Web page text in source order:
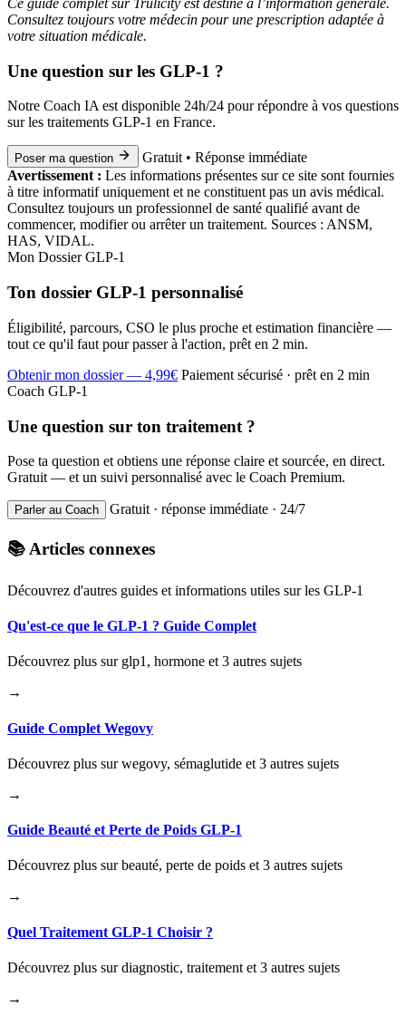
Ce guide complet sur Trulicity est destiné à l’information générale.
Consultez toujours votre médecin pour une prescription adaptée à
votre situation médicale.
Une question sur les GLP-1 ?
Notre Coach IA est disponible 24h/24 pour répondre à vos questions
sur les traitements GLP-1 en France.
Poser ma question
Gratuit • Réponse immédiate
Avertissement : Les informations présentes sur ce site sont fournies
à titre informatif uniquement et ne constituent pas un avis médical.
Consultez toujours un professionnel de santé qualifié avant de
commencer, modifier ou arrêter un traitement. Sources : ANSM,
HAS, VIDAL.
Mon Dossier GLP-1
Ton dossier GLP-1 personnalisé
Éligibilité, parcours, CSO le plus proche et estimation financière —
tout ce qu'il faut pour passer à l'action, prêt en 2 min.
Obtenir mon dossier — 4,99€ Paiement sécurisé · prêt en 2 min
Coach GLP-1
Une question sur ton traitement ?
Pose ta question et obtiens une réponse claire et sourcée, en direct.
Gratuit — et un suivi personnalisé avec le Coach Premium.
Parler au Coach Gratuit · réponse immédiate · 24/7
📚 Articles connexes
Découvrez d'autres guides et informations utiles sur les GLP-1
Qu'est-ce que le GLP-1 ? Guide Complet
Découvrez plus sur glp1, hormone et 3 autres sujets
→
Guide Complet Wegovy
Découvrez plus sur wegovy, sémaglutide et 3 autres sujets
→
Guide Beauté et Perte de Poids GLP-1
Découvrez plus sur beauté, perte de poids et 3 autres sujets
→
Quel Traitement GLP-1 Choisir ?
Découvrez plus sur diagnostic, traitement et 3 autres sujets
→